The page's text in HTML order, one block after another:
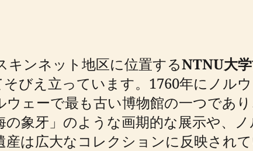
キンネット地区に位置するNTNU大
びえ立っています。1760年にノル
ェーで最も古い博物館の一つであ
象牙」のような画期的な展示や、
は広大なコレクションに反映されて